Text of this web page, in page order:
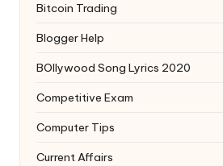
Bitcoin Trading
Blogger Help
BOllywood Song Lyrics 2020
Competitive Exam
Computer Tips
Current Affairs